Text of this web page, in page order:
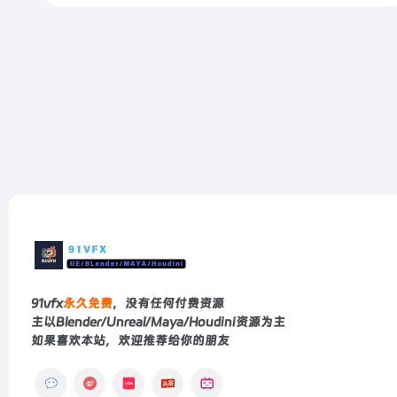
91vfx永久免费，没有任何付费资源
主以Blender/Unreal/Maya/Houdini资源为主
如果喜欢本站，欢迎推荐给你的朋友